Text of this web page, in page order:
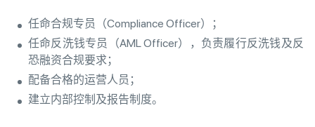
任命合规专员（Compliance Officer）；
任命反洗钱专员（AML Officer），负责履行反洗钱及反
恐融资合规要求；
配备合格的运营人员；
建立内部控制及报告制度。